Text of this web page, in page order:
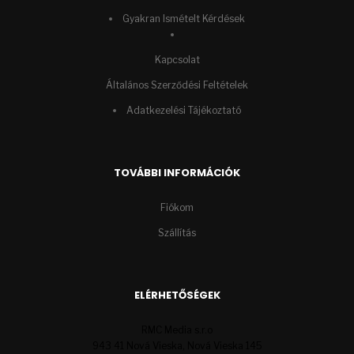
Gyakran Ismételt Kérdések
Kapcsolat
Általános Szerződési Feltételek
Adatkezelési Tájékoztató
TOVÁBBI INFORMÁCIÓK
Fiókom
Szállítás
ELÉRHETŐSÉGEK